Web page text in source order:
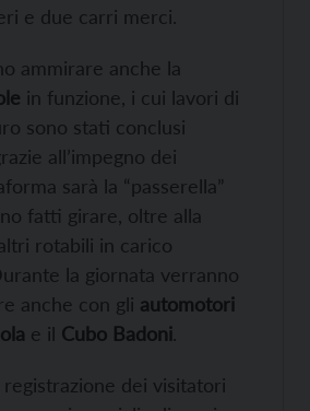
e due carri merci.
ammirare anche la
in funzione, i cui lavori di
sono stati conclusi
all’impegno dei
sarà la “passerella”
fatti girare, oltre alla
rotabili in carico
la giornata verranno
anche con gli automotori
e il Cubo Badoni.
dei visitatori